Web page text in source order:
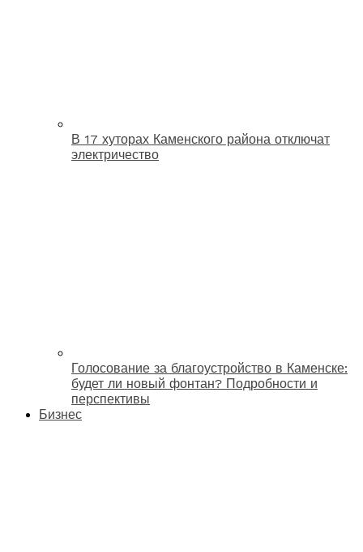
В 17 хуторах Каменского района отключат
электричество
Голосование за благоустройство в Каменске:
будет ли новый фонтан? Подробности и
перспективы
Бизнес